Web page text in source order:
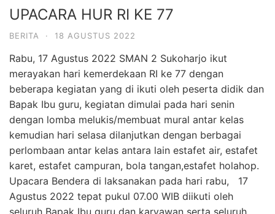
UPACARA HUR RI KE 77
BERITA · 18 AGUSTUS 2022
Rabu, 17 Agustus 2022 SMAN 2 Sukoharjo ikut
merayakan hari kemerdekaan RI ke 77 dengan
beberapa kegiatan yang di ikuti oleh peserta didik dan
Bapak Ibu guru, kegiatan dimulai pada hari senin
dengan lomba melukis/membuat mural antar kelas
kemudian hari selasa dilanjutkan dengan berbagai
perlombaan antar kelas antara lain estafet air, estafet
karet, estafet campuran, bola tangan,estafet holahop.
Upacara Bendera di laksanakan pada hari rabu, 17
Agustus 2022 tepat pukul 07.00 WIB diikuti oleh